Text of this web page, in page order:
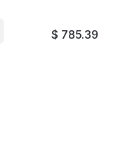
$ 785.39